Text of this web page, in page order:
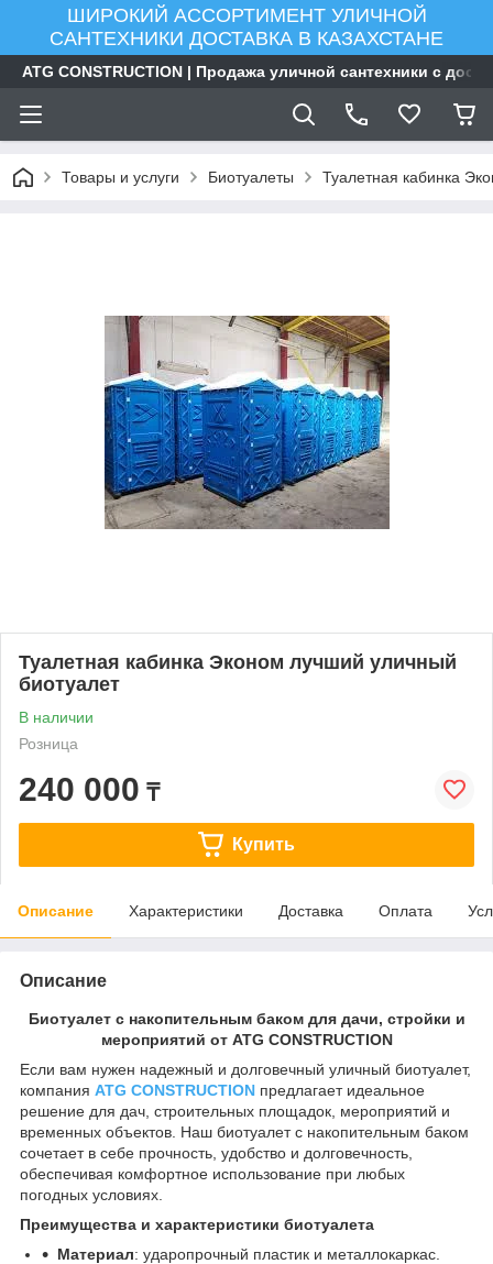
ШИРОКИЙ АССОРТИМЕНТ УЛИЧНОЙ
САНТЕХНИКИ ДОСТАВКА В КАЗАХСТАНЕ
ATG CONSTRUCTION | Продажа уличной сантехники с
Товары и услуги Биотуалеты Туалетная кабинка
Туалетная кабинка Эконом лучший уличный
биотуалет
В наличии
Розница
240 000 ₸
Купить
Описание Характеристики Доставка Оплата
Описание
Биотуалет с накопительным баком для дачи, стройки и
мероприятий от ATG CONSTRUCTION
Если вам нужен надежный и долговечный уличный биотуалет,
компания ATG CONSTRUCTION предлагает идеальное
решение для дач, строительных площадок, мероприятий и
временных объектов. Наш биотуалет с накопительным баком
сочетает в себе прочность, удобство и долговечность,
обеспечивая комфортное использование при любых
погодных условиях.
Преимущества и характеристики биотуалета
Материал: ударопрочный пластик и металлокаркас.